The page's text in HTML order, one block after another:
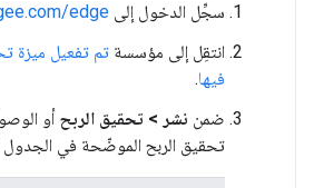
سجِّل الدخول إلى edge
انتقِل إلى مؤسسة تم تفعيل ميزة
فيها.
ضمن نشر > تحقيق الربح أو
تحقيق الربح الموضّحة في الجدول